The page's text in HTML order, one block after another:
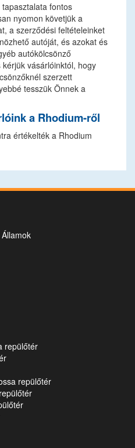
fontos
nyomon követjük a
a szerződési feltételeinket
autóját, és azokat és
autókölcsönző
vásárlóinktól, hogy
szerzett
tesszük Önnek a
a Rhodium-ről
értékelték a Rhodium
repülőtér
repülőtér